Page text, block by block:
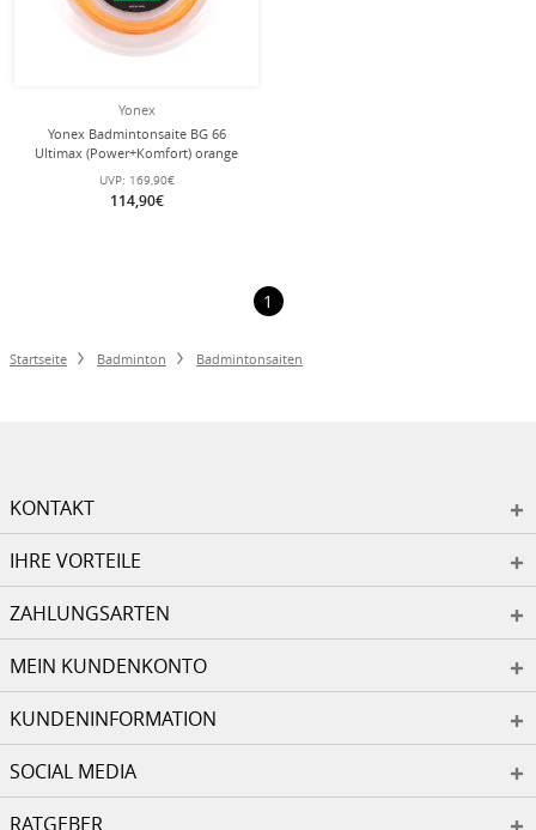
Yonex
Yonex Badmintonsaite BG 66
Ultimax (Power+Komfort) orange
UVP: 169,90€
114,90€
1
Startseite Badminton Badmintonsaiten
KONTAKT
IHRE VORTEILE
ZAHLUNGSARTEN
MEIN KUNDENKONTO
KUNDENINFORMATION
SOCIAL MEDIA
RATGEBER